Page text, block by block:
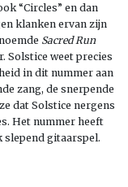
“Circles” en dan
klanken ervan zijn
Sacred Run
Solstice weet precies
in dit nummer aan
zang, de snerpende
dat Solstice nergens
Het nummer heeft
gitaarspel.